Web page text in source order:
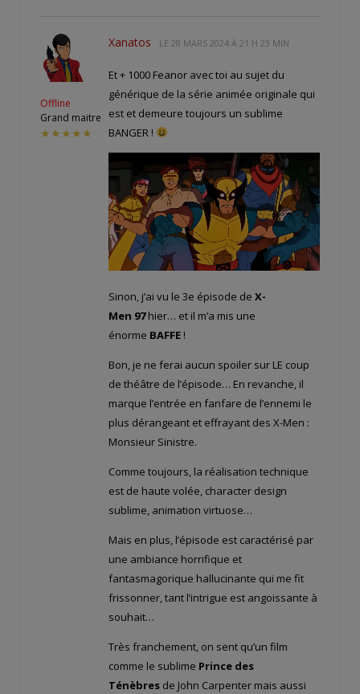
Offline
Grand maitre
★★★★★
Xanatos LE 28 MARS 2024 À 21 H 23 MIN
Et + 1000 Feanor avec toi au sujet du
générique de la série animée originale qui
est et demeure toujours un sublime
BANGER !
Sinon, j’ai vu le 3e épisode de X-
Men 97hier… et il m’a mis une
énorme BAFFE !
Bon, je ne ferai aucun spoiler sur LE coup
de théâtre de l’épisode… En revanche, il
marque l’entrée en fanfare de l’ennemi le
plus dérangeant et effrayant des X-Men :
Monsieur Sinistre.
Comme toujours, la réalisation technique
est de haute volée, character design
sublime, animation virtuose…
Mais en plus, l’épisode est caractérisé par
une ambiance horrifique et
fantasmagorique hallucinante qui me fit
frissonner, tant l’intrigue est angoissante à
souhait…
Très franchement, on sent qu’un film
comme le sublime Prince des
Ténèbres de John Carpenter mais aussi